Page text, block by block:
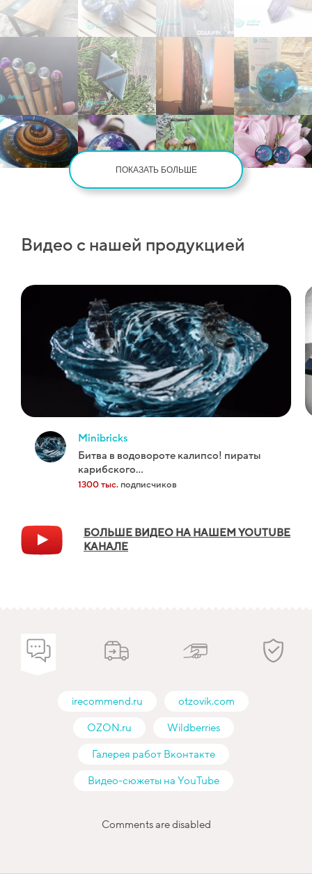
ПОКАЗАТЬ БОЛЬШЕ
Видео с нашей продукцией
minibricks
битва в водовороте калипсо! пираты
карибского...
1300 тыс. подписчиков
БОЛЬШЕ ВИДЕО НА НАШЕМ YOUTUBE
КАНАЛЕ
irecommend.ru
otzovik.com
OZON.ru
Wildberries
Галерея работ Вконтакте
Видео-сюжеты на YouTube
Comments are disabled